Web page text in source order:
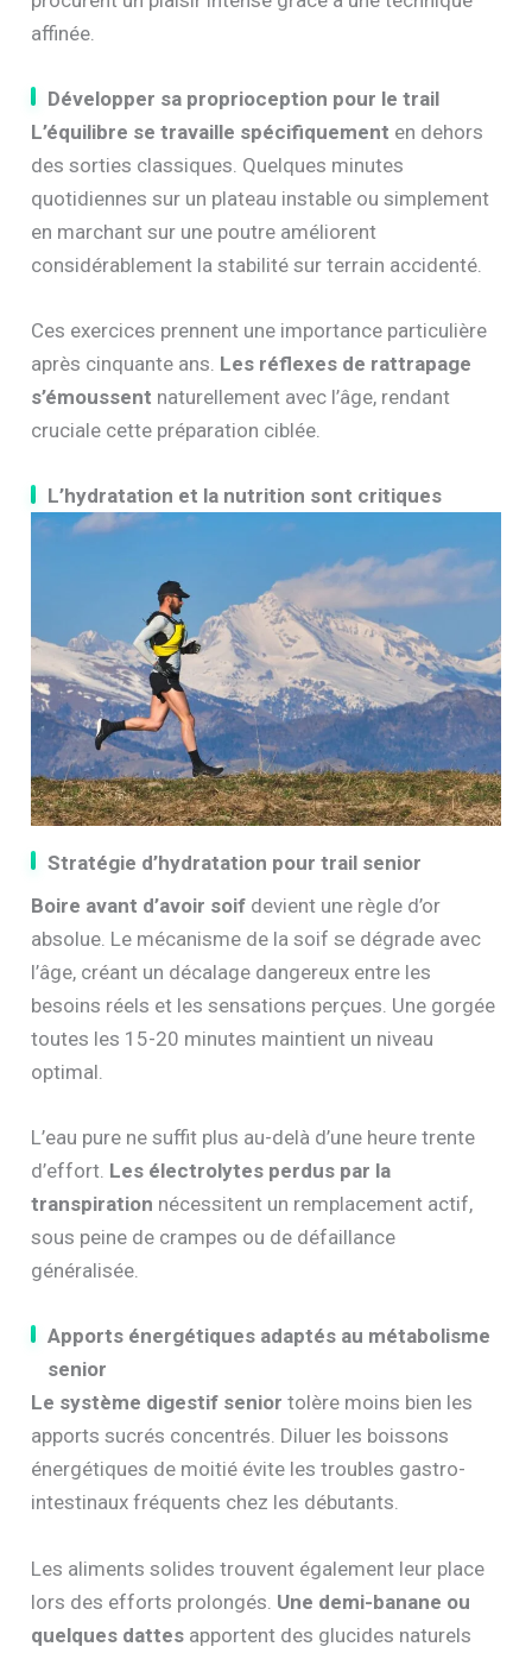
affinée.
Développer sa proprioception pour le trail
L’équilibre se travaille spécifiquement en dehors
des sorties classiques. Quelques minutes
quotidiennes sur un plateau instable ou simplement
en marchant sur une poutre améliorent
considérablement la stabilité sur terrain accidenté.
Ces exercices prennent une importance particulière
après cinquante ans. Les réflexes de rattrapage
s’émoussent naturellement avec l’âge, rendant
cruciale cette préparation ciblée.
L’hydratation et la nutrition sont critiques
Stratégie d’hydratation pour trail senior
Boire avant d’avoir soif devient une règle d’or
absolue. Le mécanisme de la soif se dégrade avec
l’âge, créant un décalage dangereux entre les
besoins réels et les sensations perçues. Une gorgée
toutes les 15-20 minutes maintient un niveau
optimal.
L’eau pure ne suffit plus au-delà d’une heure trente
d’effort. Les électrolytes perdus par la
transpiration nécessitent un remplacement actif,
sous peine de crampes ou de défaillance
généralisée.
Apports énergétiques adaptés au métabolisme
senior
Le système digestif senior tolère moins bien les
apports sucrés concentrés. Diluer les boissons
énergétiques de moitié évite les troubles gastro-
intestinaux fréquents chez les débutants.
Les aliments solides trouvent également leur place
lors des efforts prolongés. Une demi-banane ou
quelques dattes apportent des glucides naturels